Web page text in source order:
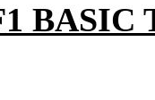
BASIC